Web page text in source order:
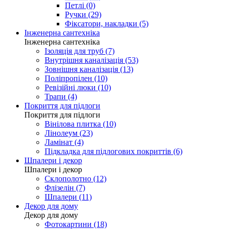
Петлі (0)
Ручки (29)
Фіксатори, накладки (5)
Інженерна сантехніка
Інженерна сантехніка
Ізоляція для труб (7)
Внутрішня каналізація (53)
Зовнішня каналізація (13)
Поліпропілен (10)
Ревізійні люки (10)
Трапи (4)
Покриття для підлоги
Покриття для підлоги
Вінілова плитка (10)
Лінолеум (23)
Ламінат (4)
Підкладка для підлогових покриттів (6)
Шпалери і декор
Шпалери і декор
Склополотно (12)
Флізелін (7)
Шпалери (11)
Декор для дому
Декор для дому
Фотокартини (18)